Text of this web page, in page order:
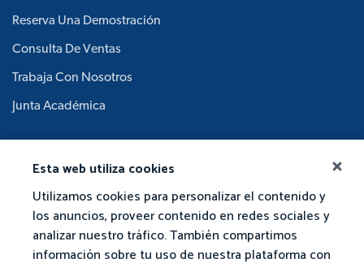
Esta web utiliza cookies
Utilizamos cookies para personalizar el contenido y
los anuncios, proveer contenido en redes sociales y
analizar nuestro tráfico. También compartimos
información sobre tu uso de nuestra plataforma con
Reserva Una Demostración
Consulta De Ventas
Trabaja Con Nosotros
Junta Académica